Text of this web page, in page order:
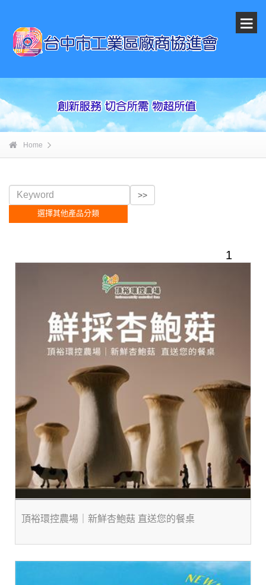
Home
選擇其他產品分類
1
頂裕環控農場｜新鮮杏鮑菇 直送您的餐桌